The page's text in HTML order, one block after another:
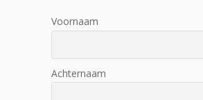
Voornaam
Achternaam